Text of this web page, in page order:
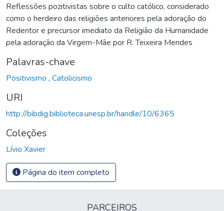
Reflessões pozitivistas sobre o culto católico, considerado
como o herdeiro das religiões anteriores pela adoração do
Redentor e precursor imediato da Religião da Humanidade
pela adoração da Virgem-Mãe por R. Teixeira Mendes
Palavras-chave
Positivismo , Catolicismo
URI
http://bibdig.biblioteca.unesp.br/handle/10/6365
Coleções
Lívio Xavier
Página do item completo
PARCEIROS